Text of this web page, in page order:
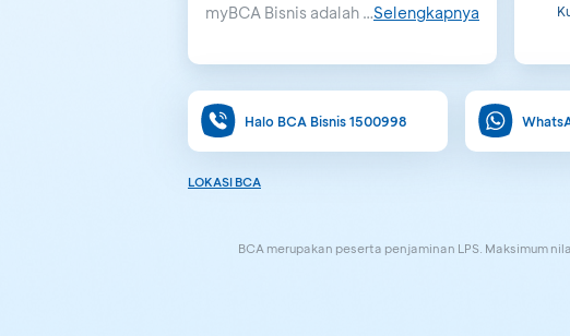
Keamanannya!
myBCA Bisnis adalah layanan internet banking paling terkini yang disediakan oleh BCA untuk nasabah pebisnis. Layanan myBCA Bisnis memiliki fitur-fitur lengkap yang sangat dibutuhkan oleh para pebisnis.Selengkapnya
Halo BCA Bisnis 1500998
LOKASI BCA
BCA merupakan peserta penjaminan LPS. Maksimum